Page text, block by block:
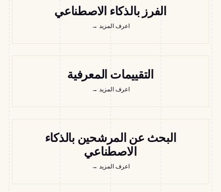
الفرز بالذكاء الاصطناعي
اعرف المزيد →
التقييمات المعرفية
اعرف المزيد →
البحث عن المرشحين بالذكاء
الاصطناعي
اعرف المزيد →